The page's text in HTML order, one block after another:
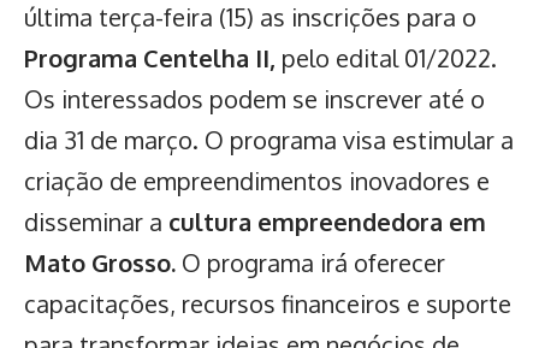
última terça-feira (15) as inscrições para o
Programa Centelha II, pelo edital 01/2022.
Os interessados podem se inscrever até o
dia 31 de março. O programa visa estimular a
criação de empreendimentos inovadores e
disseminar a cultura empreendedora em
Mato Grosso. O programa irá oferecer
capacitações, recursos financeiros e suporte